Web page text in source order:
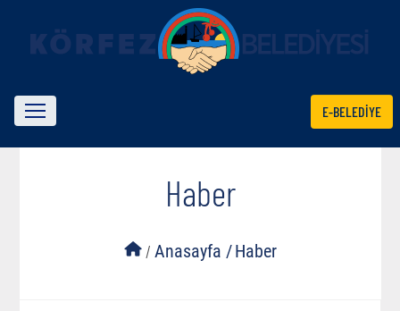
E-BELEDİYE
Haber
/ Anasayfa /Haber